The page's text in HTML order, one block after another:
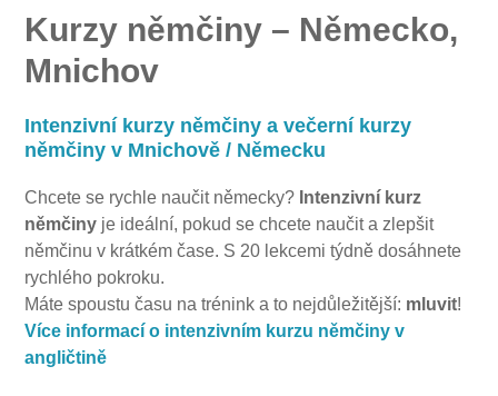
Kurzy němčiny – Německo,
Mnichov
Intenzivní kurzy němčiny a večerní kurzy
němčiny v Mnichově / Německu
Chcete se rychle naučit německy? Intenzivní kurz
němčiny je ideální, pokud se chcete naučit a zlepšit
němčinu v krátkém čase. S 20 lekcemi týdně dosáhnete
rychlého pokroku.
Máte spoustu času na trénink a to nejdůležitější: mluvit!
Více informací o intenzivním kurzu němčiny v
angličtině